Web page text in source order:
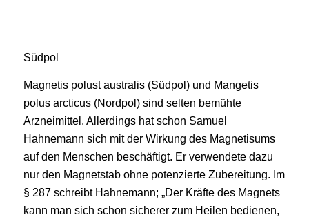
Südpol
Magnetis polust australis (Südpol) und Mangetis
polus arcticus (Nordpol) sind selten bemühte
Arzneimittel. Allerdings hat schon Samuel
Hahnemann sich mit der Wirkung des Magnetisums
auf den Menschen beschäftigt. Er verwendete dazu
nur den Magnetstab ohne potenzierte Zubereitung. Im
§ 287 schreibt Hahnemann; „Der Kräfte des Magnets
kann man sich schon sicherer zum Heilen bedienen,